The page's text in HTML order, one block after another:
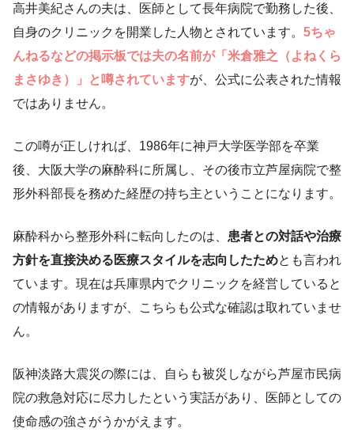
高井美紀さんの夫は、医師として長年病院で勤務した後、
自身のクリニックを開業した人物とされています。 5ちゃ
んねるなどの掲示板では夫の名前が「米倉雅之（よねくら
まさゆき）」と噂されていますが、公式に公表された情報
ではありません。
この噂が正しければ、1986年に神戸大学医学部を卒業
後、大阪大学の麻酔科に所属し、その後市立芦屋病院で整
形外科部長を務めた経歴の持ち主ということになります。
麻酔科から整形外科に転向したのは、 患者との対話や治療
方針を直接決める医療スタイルを志向したためとも言われ
ています。現在は兵庫県内でクリニックを経営していると
の情報がありますが、こちらも公式な確認は取れていませ
ん。
阪神淡路大震災の際には、自らも被災しながら芦屋市民病
院の救急対応に尽力したという実話があり、医師としての
使命感の強さがうかがえます。